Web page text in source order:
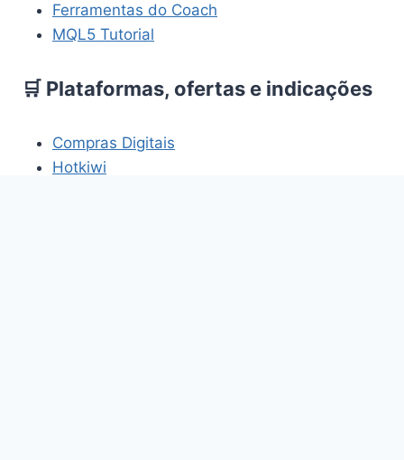
Ferramentas do Coach
MQL5 Tutorial
🛒 Plataformas, ofertas e indicações
Compras Digitais
Hotkiwi